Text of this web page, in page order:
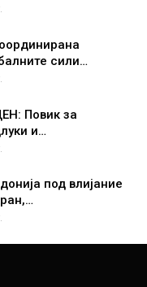
сили…
Повик за
и…
под влијание